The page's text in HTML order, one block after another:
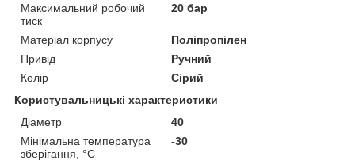
Максимальний робочий
тиск
20 бар
Матеріал корпусу
Поліпропілен
Привід
Ручний
Колір
Сірий
Користувальницькі характеристики
Діаметр
40
Мінімальна температура
зберігання, °C
-30